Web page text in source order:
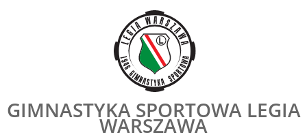
GIMNASTYKA SPORTOWA LEGIA
WARSZAWA